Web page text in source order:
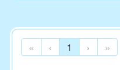
« ‹ 1 › »